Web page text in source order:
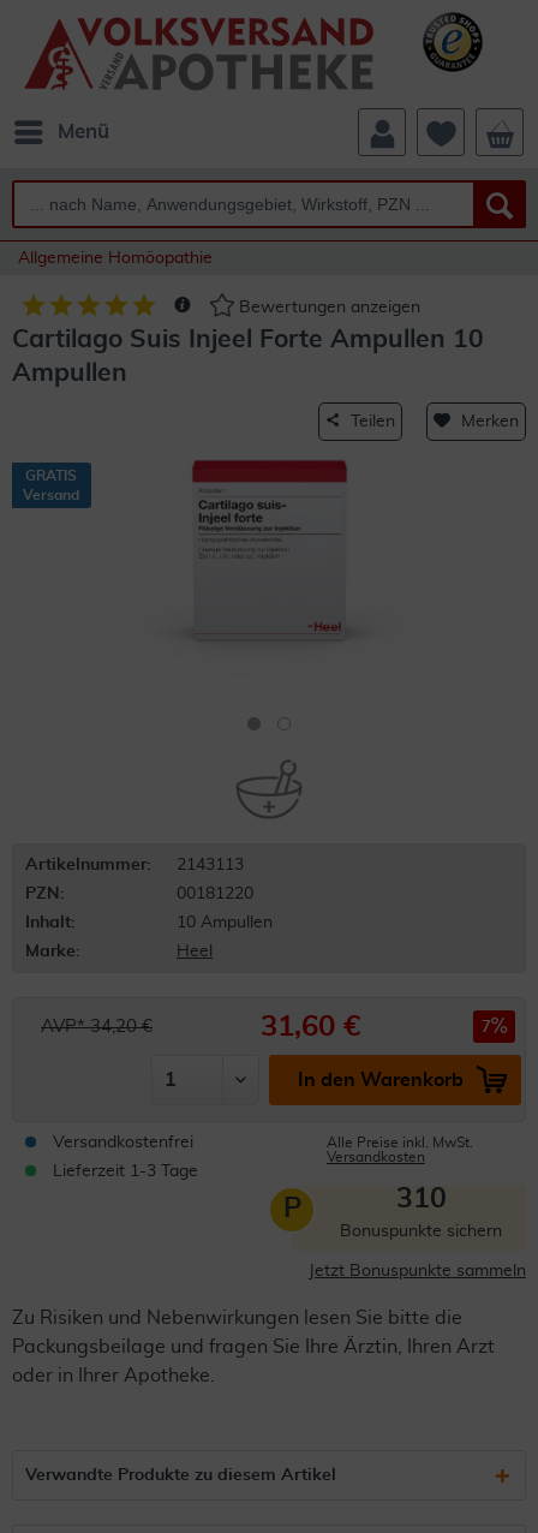
Menü
Allgemeine Homöopathie
Bewertungen anzeigen
Cartilago Suis Injeel Forte Ampullen 10
Ampullen
Teilen Merken
GRATIS
Versand
Artikelnummer:
2143113
PZN:
00181220
Inhalt:
10 Ampullen
Marke:
Heel
AVP* 34,20 € 31,60 € 7
In den Warenkorb
Versandkostenfrei
Lieferzeit 1-3 Tage
Alle Preise inkl. MwSt.
Versandkosten
P 310
Bonuspunkte sichern
Jetzt Bonuspunkte sammeln
Zu Risiken und Nebenwirkungen lesen Sie bitte die
Packungsbeilage und fragen Sie Ihre Ärztin, Ihren Arzt
oder in Ihrer Apotheke.
Verwandte Produkte zu diesem Artikel